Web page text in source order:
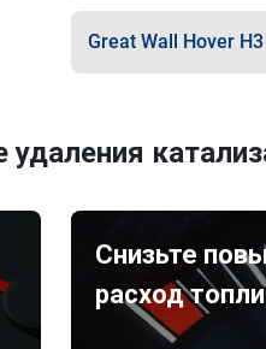
Great Wall Hover
Снизьте
расход